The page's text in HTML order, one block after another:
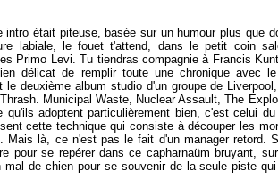
était piteuse, basée sur un humour plus que
labiale, le fouet t'attend, dans le petit coin
Primo Levi. Tu tiendras compagnie à Francis
délicat de remplir toute une chronique avec
le deuxième album studio d'un groupe de
Municipal Waste, Nuclear Assault, The
adoptent particulièrement bien, c'est celui
cette technique qui consiste à découper les
Mais là, ce n'est pas le fait d'un manager retord.
pour se repérer dans ce capharnaüm bruyant,
de chien pour se souvenir de la seule piste